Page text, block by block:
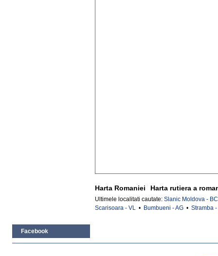
Facebook
Harta Romaniei Harta rutiera a
Ultimele localitati cautate: Slanic Moldova - BC
Scarisoara - VL • Bumbueni - AG • Stramba